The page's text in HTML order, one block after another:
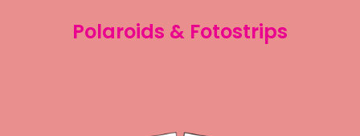
Polaroids & Fotostrips